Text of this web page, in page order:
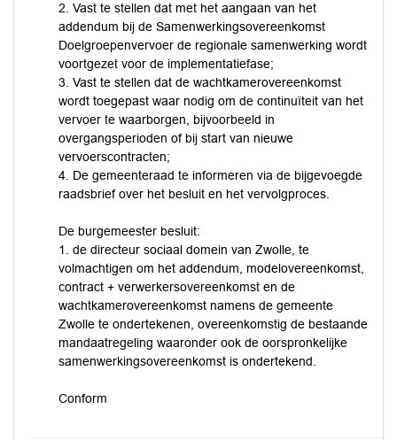
2. Vast te stellen dat met het aangaan van het
addendum bij de Samenwerkingsovereenkomst
Doelgroepenvervoer de regionale samenwerking wordt
voortgezet voor de implementatiefase;
3. Vast te stellen dat de wachtkamerovereenkomst
wordt toegepast waar nodig om de continuïteit van het
vervoer te waarborgen, bijvoorbeeld in
overgangsperioden of bij start van nieuwe
vervoerscontracten;
4. De gemeenteraad te informeren via de bijgevoegde
raadsbrief over het besluit en het vervolgproces.
De burgemeester besluit:
1. de directeur sociaal domein van Zwolle, te
volmachtigen om het addendum, modelovereenkomst,
contract + verwerkersovereenkomst en de
wachtkamerovereenkomst namens de gemeente
Zwolle te ondertekenen, overeenkomstig de bestaande
mandaatregeling waaronder ook de oorspronkelijke
samenwerkingsovereenkomst is ondertekend.
Conform